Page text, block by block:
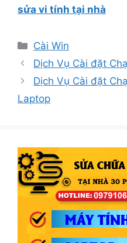
sửa vi tính tại nhà
Danh
mục
Cài Win
Dịch Vụ Cài đặt
Dịch Vụ Cài đặt
Laptop